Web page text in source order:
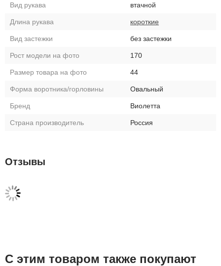
Вид рукава втачной
Длина рукава короткие
Вид застежки без застежки
Рост модели на фото 170
Размер товара на фото 44
Форма воротника/горловины Овальный
Бренд Виолетта
Страна производитель Россия
Отзывы
С этим товаром также покупают